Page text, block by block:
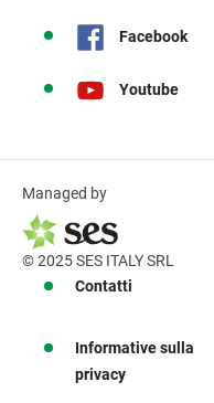
Facebook
Youtube
Managed by
© 2025 SES ITALY SRL
Contatti
Informative sulla
privacy